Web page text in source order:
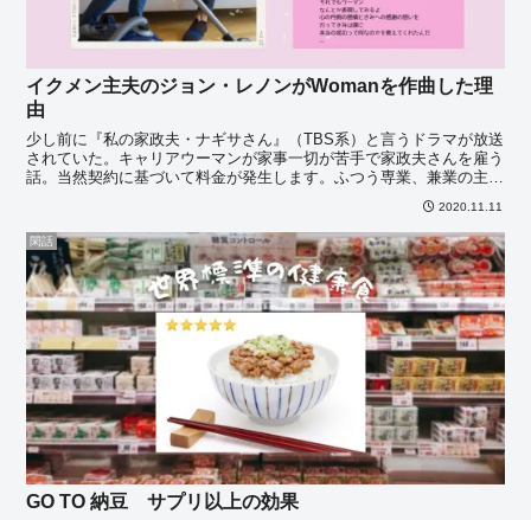
イクメン主夫のジョン・レノンがWomanを作曲した理
由
少し前に『私の家政夫・ナギサさん』（TBS系）と言うドラマが放送
されていた。キャリアウーマンが家事一切が苦手で家政夫さんを雇う
話。当然契約に基づいて料金が発生します。ふつう専業、兼業の主
2020.11.11
閑話
GO TO 納豆 サプリ以上の効果